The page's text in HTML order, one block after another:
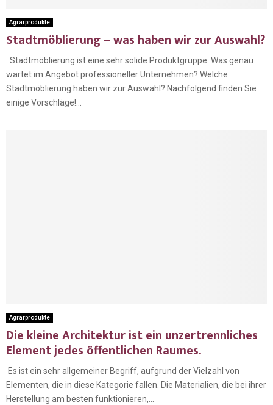
Agrarprodukte
Stadtmöblierung – was haben wir zur Auswahl?
Stadtmöblierung ist eine sehr solide Produktgruppe. Was genau
wartet im Angebot professioneller Unternehmen? Welche
Stadtmöblierung haben wir zur Auswahl? Nachfolgend finden Sie
einige Vorschläge!...
Agrarprodukte
Die kleine Architektur ist ein unzertrennliches
Element jedes öffentlichen Raumes.
Es ist ein sehr allgemeiner Begriff, aufgrund der Vielzahl von
Elementen, die in diese Kategorie fallen. Die Materialien, die bei ihrer
Herstellung am besten funktionieren,...